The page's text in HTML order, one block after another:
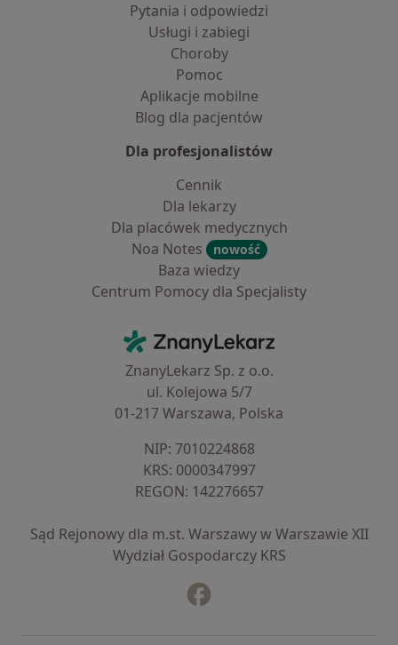
Pytania i odpowiedzi
Usługi i zabiegi
Choroby
Pomoc
Aplikacje mobilne
Blog dla pacjentów
Dla profesjonalistów
Cennik
Dla lekarzy
Dla placówek medycznych
Noa Notes
nowość
Baza wiedzy
Centrum Pomocy dla Specjalisty
ZnanyLekarz - Strona główna
ZnanyLekarz Sp. z o.o.
ul. Kolejowa 5/7
01-217 Warszawa, Polska
NIP: ⁠7010224868
KRS: ⁠0000347997
REGON: ⁠142276657
Sąd Rejonowy dla m.st. Warszawy w Warszawie XII
Wydział Gospodarczy KRS